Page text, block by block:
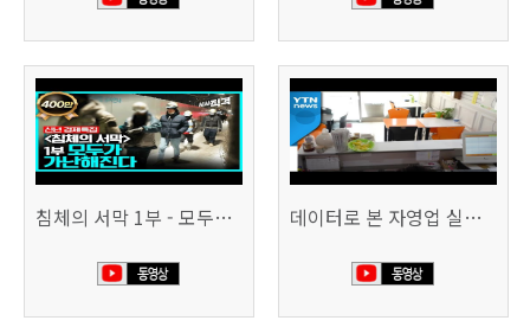
침체의 서막 1부 - 모두가 가난해진다 | 시사직격 신년특집 데이터로 본 자영업 실태 - 매출 '뚝', 장수 업소도 '휘청'